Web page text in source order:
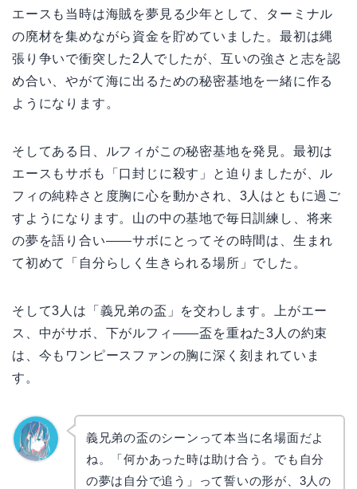
エースも当時は海賊を夢見る少年として、ターミナル
の廃材を集めながら資金を貯めていました。最初は縄
張り争いで衝突した2人でしたが、互いの強さと志を認
め合い、やがて海に出るための秘密基地を一緒に作る
ようになります。
そしてある日、ルフィがこの秘密基地を発見。最初は
エースもサボも「口封じに殺す」と迫りましたが、ル
フィの純粋さと度胸に心を動かされ、3人はともに過ご
すようになります。山の中の基地で毎日訓練し、将来
の夢を語り合い——サボにとってその時間は、生まれ
て初めて「自分らしく生きられる場所」でした。
そして3人は「義兄弟の盃」を交わします。上がエー
ス、中がサボ、下がルフィ——盃を重ねた3人の約束
は、今もワンピースファンの胸に深く刻まれていま
す。
義兄弟の盃のシーンって本当に名場面だよ
ね。「何かあった時は助け合う。でも自分
の夢は自分で追う」って誓いの形が、3人の